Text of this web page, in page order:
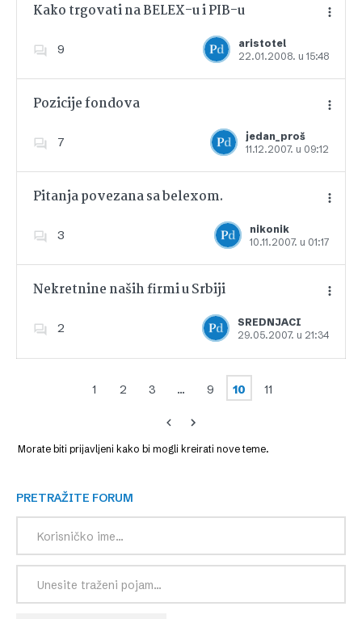
Kako trgovati na BELEX-u i PIB-u
9
aristotel
22.01.2008. u 15:48
Dodajte u favorite
Pozicije fondova
7
jedan_proš
11.12.2007. u 09:12
Dodajte u favorite
Pitanja povezana sa belexom.
3
nikonik
10.11.2007. u 01:17
Dodajte u favorite
Nekretnine naših firmi u Srbiji
2
SREDNJACI
29.05.2007. u 21:34
Dodajte u favorite
1 2 3 … 9 10 11
Morate biti prijavljeni kako bi mogli kreirati nove teme.
PRETRAŽITE FORUM